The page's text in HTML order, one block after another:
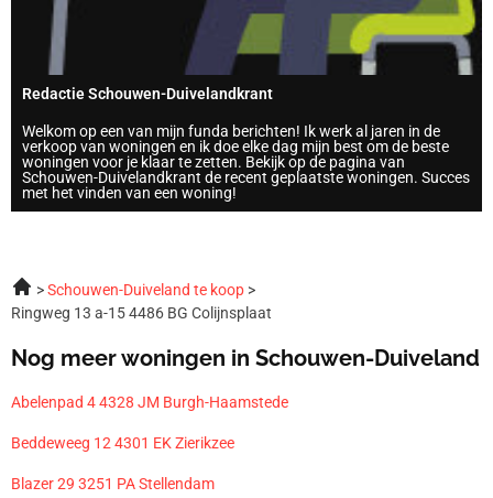
Redactie Schouwen-Duivelandkrant
Welkom op een van mijn funda berichten! Ik werk al jaren in de
verkoop van woningen en ik doe elke dag mijn best om de beste
woningen voor je klaar te zetten. Bekijk op de pagina van
Schouwen-Duivelandkrant de recent geplaatste woningen. Succes
met het vinden van een woning!
Schouwen-Duiveland te koop
Ringweg 13 a-15 4486 BG Colijnsplaat
Nog meer woningen in Schouwen-Duiveland
Abelenpad 4 4328 JM Burgh-Haamstede
Beddeweeg 12 4301 EK Zierikzee
Blazer 29 3251 PA Stellendam